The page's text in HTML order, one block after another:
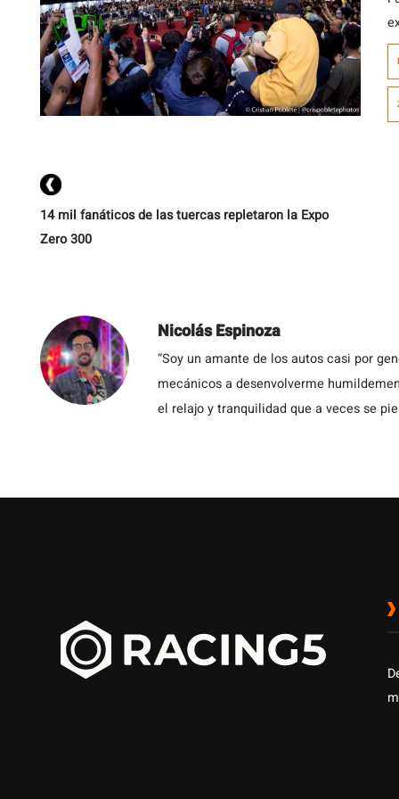
14 mil fanáticos de las tuercas repletaron la Expo
Zero 300
Nicolás Espinoza
“Soy un amante de los autos casi por
mecánicos a desenvolverme
el relajo y tranquilidad que a veces se